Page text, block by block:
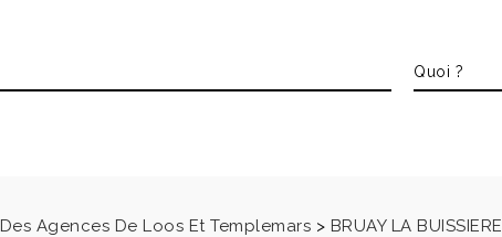
Agences De Loos Et Templemars > BRUAY LA BUISSIERE